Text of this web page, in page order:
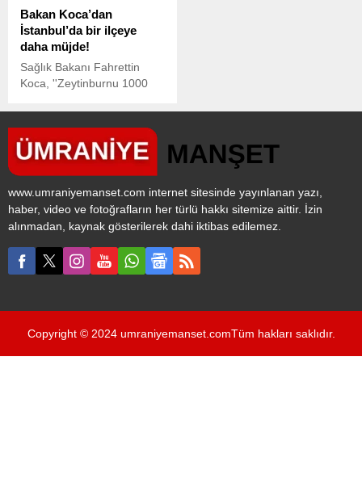
Bakan Koca’dan
İstanbul’da bir ilçeye
daha müjde!
Sağlık Bakanı Fahrettin
Koca, ''Zeytinburnu 1000
hastanesine kavuşacak.''
müjdesini duyurdu.
www.umraniyemanset.com internet sitesinde yayınlanan yazı,
haber, video ve fotoğrafların her türlü hakkı sitemize aittir. İzin
alınmadan, kaynak gösterilerek dahi iktibas edilemez.
Copyright © 2024 umraniyemanset.comTüm hakları saklıdır.